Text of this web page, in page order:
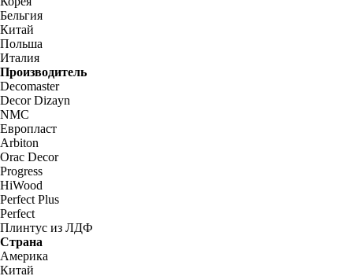
Бельгия
Китай
Польша
Италия
Производитель
Decomaster
Decor Dizayn
NMC
Европласт
Arbiton
Orac Decor
Progress
HiWood
Perfect Plus
Perfect
Плинтус из ЛДФ
Страна
Америка
Китай